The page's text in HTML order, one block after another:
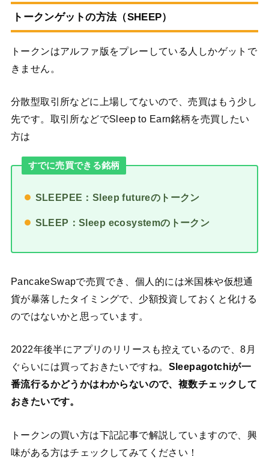
トークンゲットの方法（SHEEP）
トークンはアルファ版をプレーしている人しかゲットで
きません。
分散型取引所などに上場してないので、売買はもう少し
先です。取引所などでSleep to Earn銘柄を売買したい
方は
すでに売買できる銘柄
SLEEPEE：Sleep futureのトークン
SLEEP：Sleep ecosystemのトークン
PancakeSwapで売買でき、個人的には米国株や仮想通
貨が暴落したタイミングで、少額投資しておくと化ける
のではないかと思っています。
2022年後半にアプリのリリースも控えているので、8月
ぐらいには買っておきたいですね。 Sleepagotchiが一
番流行るかどうかはわからないので、複数チェックして
おきたいです。
トークンの買い方は下記記事で解説していますので、興
味がある方はチェックしてみてください！